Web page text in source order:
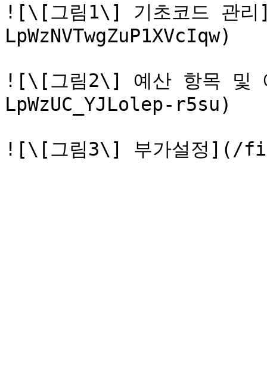
![\[그림1\] 기초코드
LpWzNVTwgZuP1XVcIqw)
![\[그림2\] 예산 항목
LpWzUC_YJLolep-r5su)